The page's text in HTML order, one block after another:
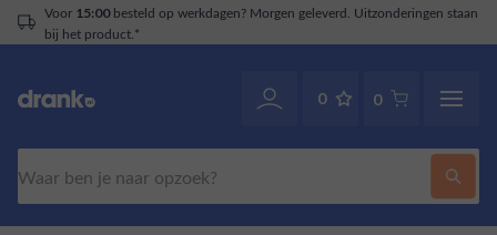
Voor 15:00besteld op werkdagen? Morgen geleverd. Uitzonderingen staan
bij het product.*
0 0